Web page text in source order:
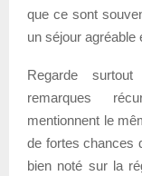
que ce sont
un séjour agréable
Regarde
remarques
mentionnent le
de fortes chances
bien noté sur la